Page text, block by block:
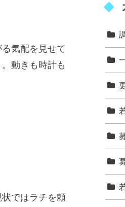
気配を見せて
動きも時計も
ではラチを頼